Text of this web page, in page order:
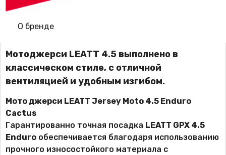
Мотоджерси LEATT 4.5 выполнено в
классическом стиле, с отличной
вентиляцией и удобным изгибом.
Мото джерси LEATT Jersey Moto 4.5 Enduro
Cactus
Гарантированно точная посадка LEATT GPX 4.5
Enduro обеспечивается благодаря использованию
прочного износостойкого материала с
О бренде